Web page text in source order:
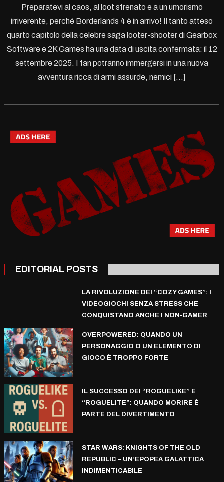
Preparatevi al caos, al loot sfrenato e a un umorismo
irriverente, perché Borderlands 4 è in arrivo! Il tanto atteso
quarto capitolo della celebre saga looter-shooter di Gearbox
Software e 2K Games ha una data di uscita confermata: il 12
settembre 2025. I fan potranno immergersi in una nuova
avventura ricca di armi assurde, nemici […]
EDITORIAL POSTS
LA RIVOLUZIONE DEI “COZY GAMES”: I
VIDEOGIOCHI SENZA STRESS CHE
CONQUISTANO ANCHE I NON-GAMER
OVERPOWERED: QUANDO UN
PERSONAGGIO O UN ELEMENTO DI
GIOCO È TROPPO FORTE
IL SUCCESSO DEI “ROGUELIKE” E
“ROGUELITE”: QUANDO MORIRE È
PARTE DEL DIVERTIMENTO
STAR WARS: KNIGHTS OF THE OLD
REPUBLIC – UN’EPOPEA GALATTICA
INDIMENTICABILE